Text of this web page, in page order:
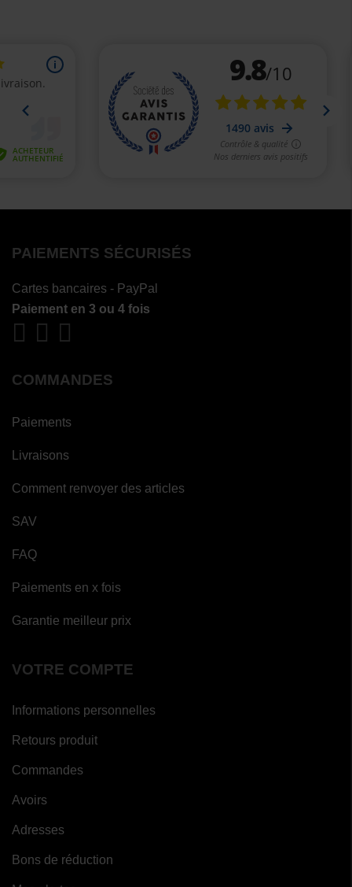
PAIEMENTS SÉCURISÉS
Cartes bancaires - PayPal
Paiement en 3 ou 4 fois
COMMANDES
Paiements
Livraisons
Comment renvoyer des articles
SAV
FAQ
Paiements en x fois
Garantie meilleur prix
VOTRE COMPTE
Informations personnelles
Retours produit
Commandes
Avoirs
Adresses
Bons de réduction